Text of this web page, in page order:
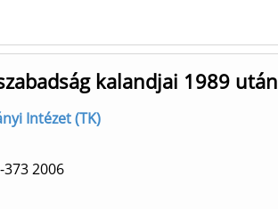
kalandjai 1989 után
Intézet (TK)
3732006